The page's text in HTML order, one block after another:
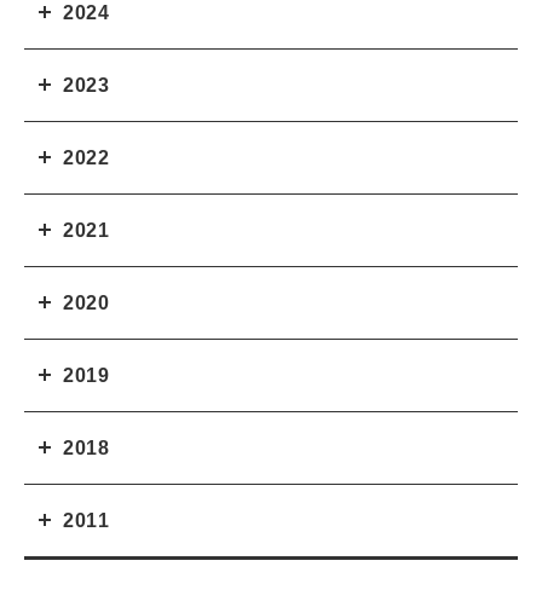
2024
2023
2022
2021
2020
2019
2018
2011